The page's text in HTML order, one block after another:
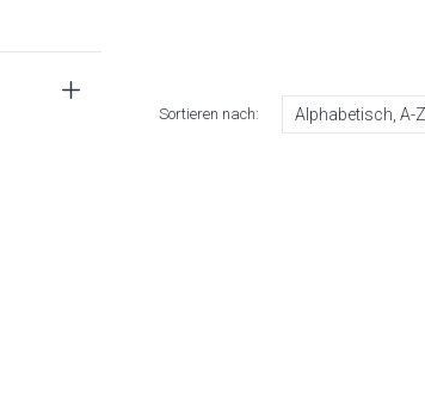
Sortieren nach: